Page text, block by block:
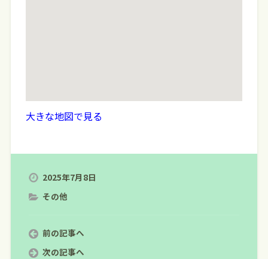
大きな地図で見る
2025年7月8日
その他
前の記事へ
次の記事へ